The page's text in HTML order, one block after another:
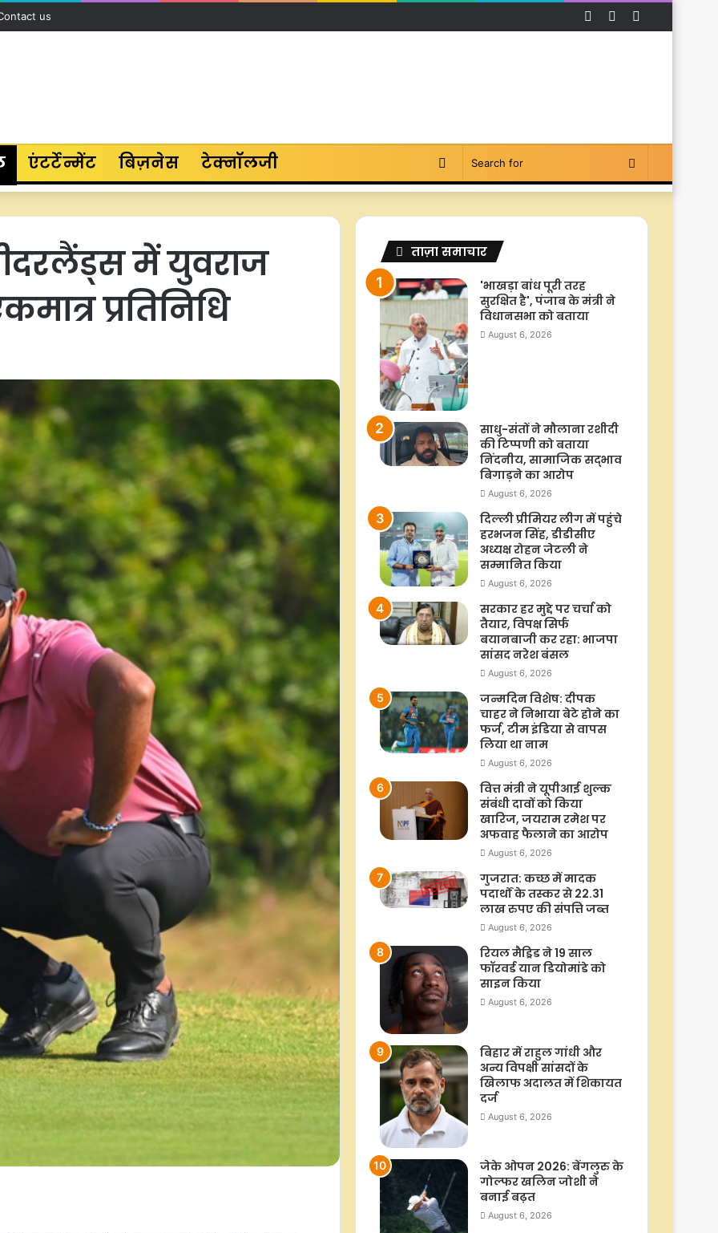
us YouTube
Facebook
एंटर्टेन्मेंट बिज़नेस टेक्नॉलजी Search
Switch
में युवराज
प्रतिनिधि
ताज़ा समाचार
'भाखड़ा बांध पूरी तरह
सुरक्षित है', पंजाब के मंत्री ने
विधानसभा को बताया
August 6, 2026
साधु-संतों ने मौलाना रशीदी
की टिप्‍पणी को बताया
निंदनीय, सामाजिक सद्भाव
बिगाड़ने का आरोप
August 6, 2026
दिल्ली प्रीमियर लीग में पहुंचे
हरभजन सिंह, डीडीसीए
अध्यक्ष रोहन जेटली ने
सम्मानित किया
August 6, 2026
सरकार हर मुद्दे पर चर्चा को
तैयार, विपक्ष सिर्फ
बयानबाजी कर रहा: भाजपा
सांसद नरेश बंसल
August 6, 2026
जन्मदिन विशेष: दीपक
चाहर ने निभाया बेटे होने का
फर्ज, टीम इंडिया से वापस
लिया था नाम
August 6, 2026
वित्त मंत्री ने यूपीआई शुल्क
संबंधी दावों को किया
खारिज, जयराम रमेश पर
अफवाह फैलाने का आरोप
August 6, 2026
गुजरात: कच्छ में मादक
पदार्थों के तस्कर से 22.31
लाख रुपए की संपत्ति जब्त
August 6, 2026
रियल मैड्रिड ने 19 साल
फॉरवर्ड यान डियोमांडे को
साइन किया
August 6, 2026
बिहार में राहुल गांधी और
अन्य विपक्षी सांसदों के
खिलाफ अदालत में शिकायत
दर्ज
August 6, 2026
जेके ओपन 2026: बेंगलुरु के
गोल्फर खलिन जोशी ने
बनाई बढ़त
August 6, 2026